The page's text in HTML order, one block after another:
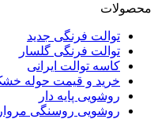
محصولات
توالت فرنگی جدید
توالت فرنگی گلسار
کاسه توالت ایرانی
خرید و قیمت حوله
روشویی پایه دار
روشویی روسنگی